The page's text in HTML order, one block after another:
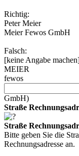
Richtig:
Peter Meier
Meier Fewos GmbH
Falsch:
[keine Angabe
MEIER
fewos
GmbH)
Straße
Straße
Bitte geben Sie die
Rechnungsadresse an.